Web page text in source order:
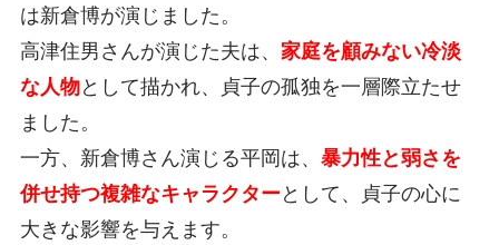
は新倉博が演じました。
高津住男さんが演じた夫は、 家庭を顧みない冷淡
な人物として描かれ、貞子の孤独を一層際立たせ
ました。
一方、新倉博さん演じる平岡は、 暴力性と弱さを
併せ持つ複雑なキャラクターとして、貞子の心に
大きな影響を与えます。